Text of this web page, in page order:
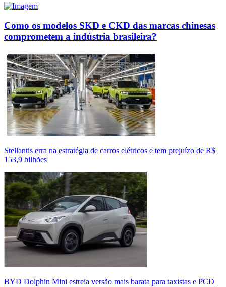
Como os modelos SKD e CKD das marcas chinesas
comprometem a indústria brasileira?
Stellantis erra na estratégia de carros elétricos e tem prejuízo de R$
153,9 bilhões
BYD Dolphin Mini estreia versão mais barata para taxistas e PCD